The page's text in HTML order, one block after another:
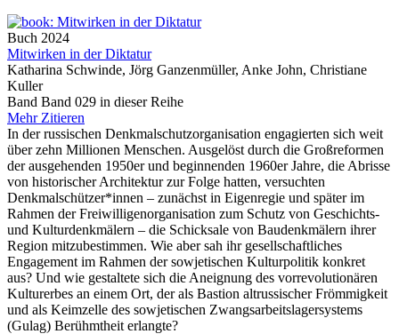
Buch 2024
Mitwirken in der Diktatur
Katharina Schwinde, Jörg Ganzenmüller, Anke John, Christiane
Kuller
Band Band 029 in dieser Reihe
Mehr Zitieren
In der russischen Denkmalschutzorganisation engagierten sich weit
über zehn Millionen Menschen. Ausgelöst durch die Großreformen
der ausgehenden 1950er und beginnenden 1960er Jahre, die Abrisse
von historischer Architektur zur Folge hatten, versuchten
Denkmalschützer*innen – zunächst in Eigenregie und später im
Rahmen der Freiwilligenorganisation zum Schutz von Geschichts-
und Kulturdenkmälern – die Schicksale von Baudenkmälern ihrer
Region mitzubestimmen. Wie aber sah ihr gesellschaftliches
Engagement im Rahmen der sowjetischen Kulturpolitik konkret
aus? Und wie gestaltete sich die Aneignung des vorrevolutionären
Kulturerbes an einem Ort, der als Bastion altrussischer Frömmigkeit
und als Keimzelle des sowjetischen Zwangsarbeitslagersystems
(Gulag) Berühmtheit erlangte?